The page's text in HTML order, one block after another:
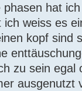
hat
weiss es
kopf sind
zu sein egal
ausgenutzt